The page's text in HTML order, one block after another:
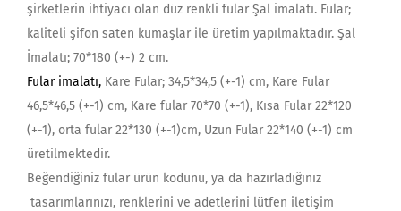
şirketlerin ihtiyacı olan düz renkli fular Şal imalatı. Fular;
kaliteli şifon saten kumaşlar ile üretim yapılmaktadır. Şal
İmalatı; 70*180 (+-) 2 cm.
Fular imalatı, Kare Fular; 34,5*34,5 (+-1) cm, Kare Fular
46,5*46,5 (+-1) cm, Kare fular 70*70 (+-1), Kısa Fular 22*120
(+-1), orta fular 22*130 (+-1)cm, Uzun Fular 22*140 (+-1) cm
üretilmektedir.
Beğendiğiniz fular ürün kodunu, ya da hazırladığınız
tasarımlarınızı, renklerini ve adetlerini lütfen iletişim